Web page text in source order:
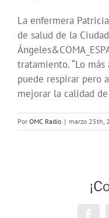
La enfermera
de salud de la
tratamiento. “Lo
puede respirar pero
mejorar la calidad
Por OMC Radio | marzo 25th,